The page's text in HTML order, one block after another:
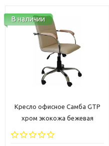
В наличии
Кресло офисное Самба GTP
хром экокожа бежевая